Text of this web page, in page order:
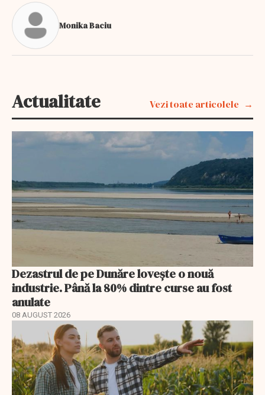
Monika Baciu
Actualitate Vezi toate articolele
Dezastrul de pe Dunăre lovește o nouă
industrie. Până la 80% dintre curse au fost
anulate
08 AUGUST 2026